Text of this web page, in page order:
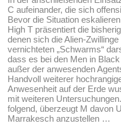
C aufeinander, die sich
Bevor die Situation
High T präsentiert die
denen sich die Alien-
vernichteten „Schwarms“
dass es bei den Men in
außer der anwesenden
Handvoll weiterer
Anwesenheit auf der Erde
mit weiteren
folgend, überzeugt M davon
Marrakesch anzustellen …